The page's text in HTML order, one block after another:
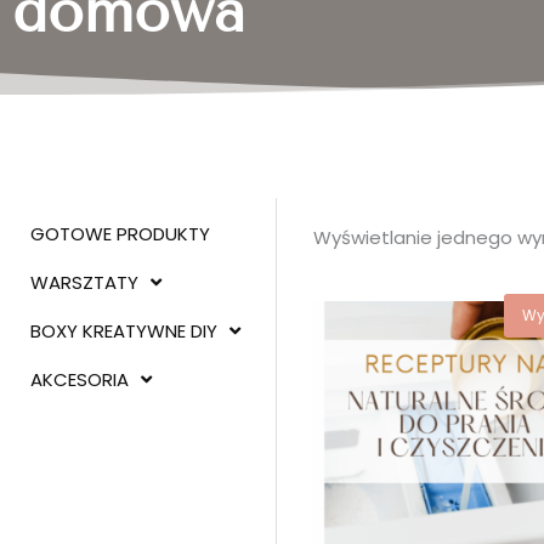
GOTOWE PRODUKTY
WARSZTATY
BOXY KREATYWNE DIY
AKCESORIA
Wyświetlanie jednego
cena
79,00 zł.